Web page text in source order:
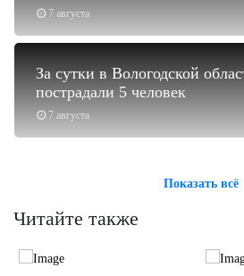
7 августа
7 августа
За сутки в Вологодской
пострадали 5 человек
Показать всё
Читайте также